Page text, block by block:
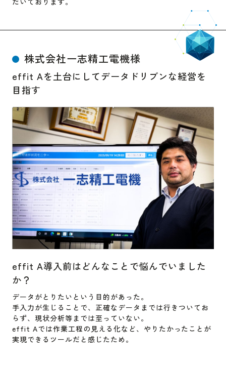
株式会社一志精工電機様
effit Aを土台にしてデータドリブンな経営を
目指す
effit A導入前はどんなことで悩んでいました
か？
データがとりたいという目的があった。
手入力が生じることで、正確なデータまでは行きついてお
らず、現状分析等までは至っていない。
effit Aでは作業工程の見える化など、やりたかったことが
実現できるツールだと感じたため。